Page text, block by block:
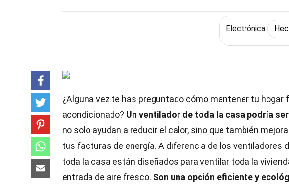
Electrónica
¿Alguna vez te has preguntado cómo mantener tu
acondicionado? Un ventilador de toda la casa podría
no solo ayudan a reducir el calor, sino que también
tus facturas de energía. A diferencia de los ventiladores
toda la casa están diseñados para ventilar toda la
entrada de aire fresco. Son una opción eficiente y